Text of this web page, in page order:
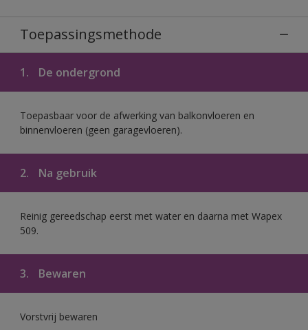
Toepassingsmethode
1. De ondergrond
Toepasbaar voor de afwerking van balkonvloeren en
binnenvloeren (geen garagevloeren).
2. Na gebruik
Reinig gereedschap eerst met water en daarna met Wapex
509.
3. Bewaren
Vorstvrij bewaren